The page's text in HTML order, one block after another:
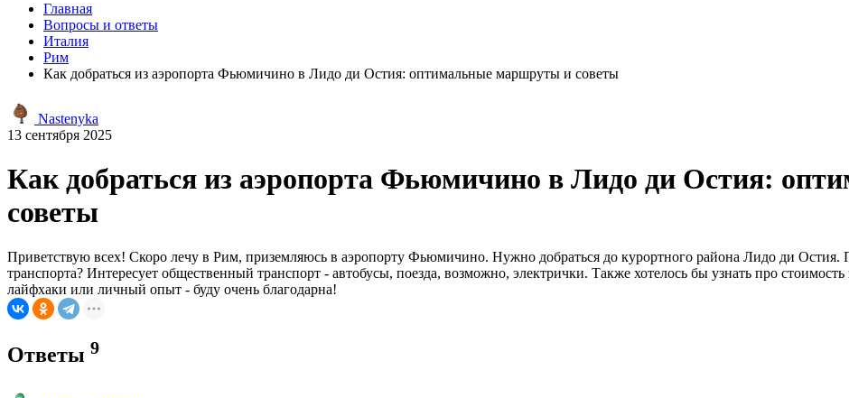
Главная
Вопросы и ответы
Италия
Рим
Как добраться из аэропорта Фьюмичино в Лидо ди Остия: оптимальные маршруты и советы
Nastenyka
13 сентября 2025
Как добраться из аэропорта Фьюмичино в Лидо ди Остия:
советы
Приветствую всех! Скоро лечу в Рим, приземляюсь в аэропорту Фьюмичино. Нужно добраться до курортного района Лидо ди Остия.
транспорта? Интересует общественный транспорт - автобусы, поезда, возможно, электрички. Также хотелось бы узнать про
лайфхаки или личный опыт - буду очень благодарна!
Ответы 9